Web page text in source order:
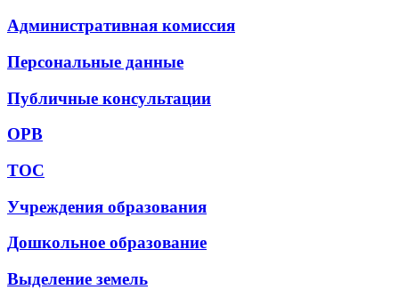
Административная комиссия
Персональные данные
Публичные консультации
ОРВ
ТОС
Учреждения образования
Дошкольное образование
Выделение земель